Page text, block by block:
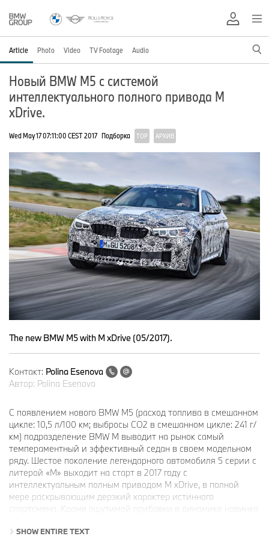
Article Photo Video TV Footage Audio
Новый BMW M5 с системой
интеллектуального полного привода M
xDrive.
Wed May 17 07:11:00 CEST 2017 Подборка TOP АРХИВ
The new BMW M5 with M xDrive (05/2017).
Контакт: Polina Esenova
Автор: Polina Esenova
С появлением нового BMW M5 (расход топлива в смешанном
цикле: 10,5 л/100 км; выбросы CO2 в смешанном цикле: 241 г/
км) подразделение BMW M выводит на рынок самый
темпераментный и эффективный седан в своем модельном
ряду. Шестое поколение легендарного автомобиля 5 серии с
литерой «М» выходит на старт в 2017 году с
интеллектуальным полным приводом M xDrive, в полной
мере раскрывающим дерзкий характер истинного
спортсмена. Кроме ощутимой прибавки в динамике новинка
эксплуатации и солидностью. BMW M5 является ярким
SHOW ENTIRE TEXT